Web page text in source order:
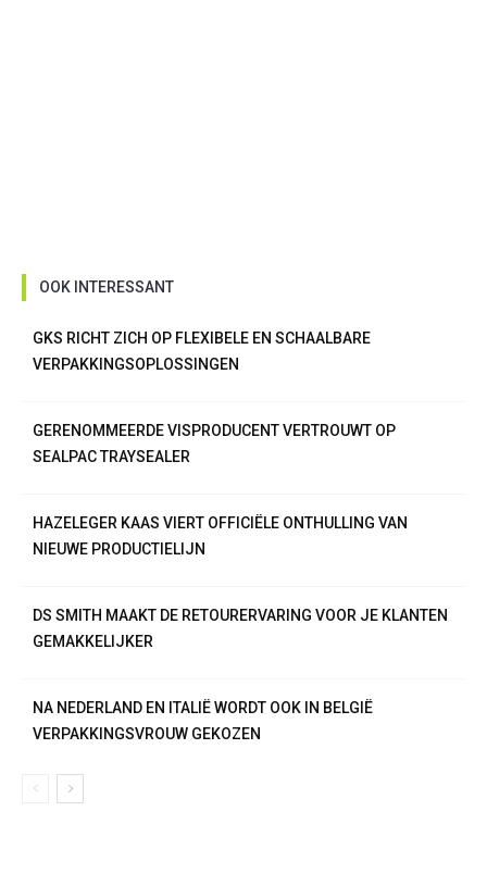
OOK INTERESSANT
GKS RICHT ZICH OP FLEXIBELE EN SCHAALBARE
VERPAKKINGSOPLOSSINGEN
GERENOMMEERDE VISPRODUCENT VERTROUWT OP
SEALPAC TRAYSEALER
HAZELEGER KAAS VIERT OFFICIËLE ONTHULLING VAN
NIEUWE PRODUCTIELIJN
DS SMITH MAAKT DE RETOURERVARING VOOR JE KLANTEN
GEMAKKELIJKER
NA NEDERLAND EN ITALIË WORDT OOK IN BELGIË
VERPAKKINGSVROUW GEKOZEN